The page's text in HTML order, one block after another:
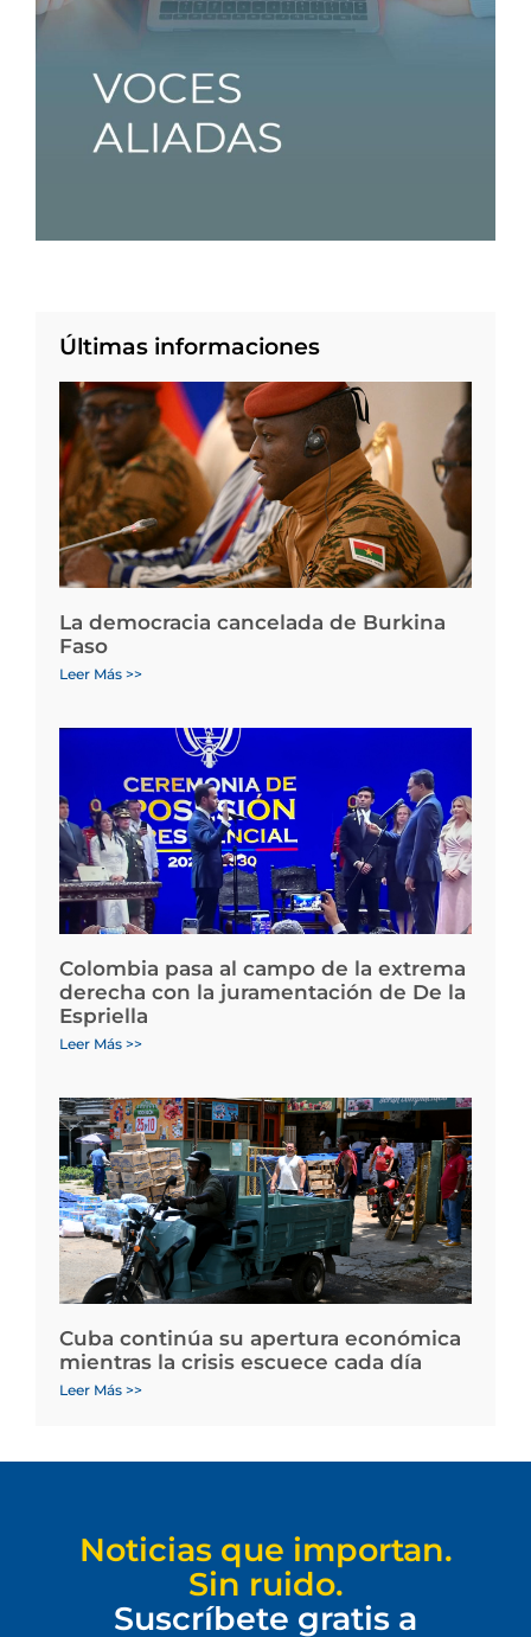
Últimas informaciones
La democracia cancelada de Burkina
Faso
Leer Más >>
Colombia pasa al campo de la extrema
derecha con la juramentación de De la
Espriella
Leer Más >>
Cuba continúa su apertura económica
mientras la crisis escuece cada día
Leer Más >>
Noticias que importan.
Sin ruido.
Suscríbete gratis a